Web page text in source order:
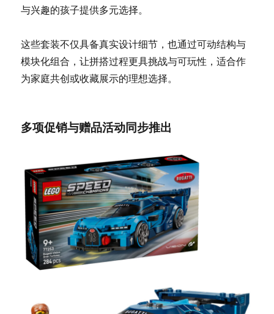
与兴趣的孩子提供多元选择。
这些套装不仅具备真实设计细节，也通过可动结构与
模块化组合，让拼搭过程更具挑战与可玩性，适合作
为家庭共创或收藏展示的理想选择。
多项促销与赠品活动同步推出